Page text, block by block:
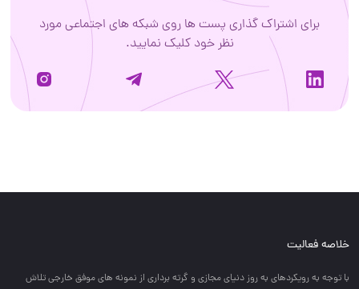
برای اشتراک گذاری پست ها روی شبکه های اجتماعی مورد
نظر خود کلیک نمایید.
خلاصه فعالیت
با توجه به رويكردهاي به روز دنياي مجازي و گرته برداري از نمونه هاي موفق خارجي تلاش